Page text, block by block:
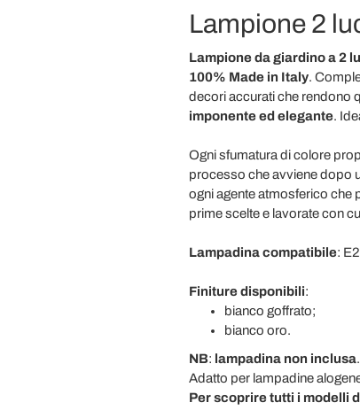
Lampione 2
Lampione da giardino a 2
100% Made in Italy.
decori accurati che rendono
imponente ed elegante.
Ogni sfumatura di colore
processo che avviene dopo
ogni agente atmosferico che
prime scelte e lavorate con
Lampadina compatibile:
Finiture disponibili:
bianco goffrato;
bianco oro.
NB: lampadina non inclusa
Adatto per lampadine
Per scoprire tutti i modelli